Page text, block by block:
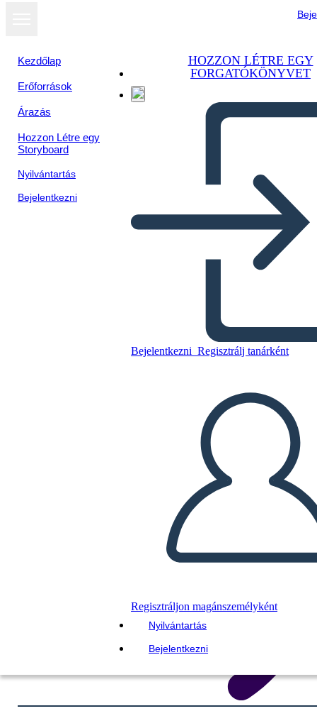
Kezdőlap
Erőforrások
Árazás
Hozzon Létre egy
Storyboard
Nyilvántartás
Bejelentkezni
HOZZON LÉTRE EGY
FORGATÓKÖNYVET
Bejelentkezni Regisztrálj tanárként
Regisztráljon magánszemélyként
Nyilvántartás
Bejelentkezni
Venni Skeem 3 Ringid
Másolja ezt a forgatókönyvet
KÉSZÍTSEN EGY STORYBOARDOT
OLVASS NEKEM